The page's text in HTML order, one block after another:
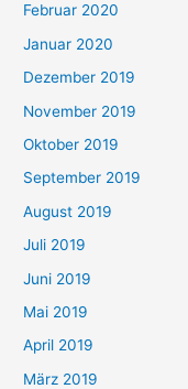
Februar 2020
Januar 2020
Dezember 2019
November 2019
Oktober 2019
September 2019
August 2019
Juli 2019
Juni 2019
Mai 2019
April 2019
März 2019